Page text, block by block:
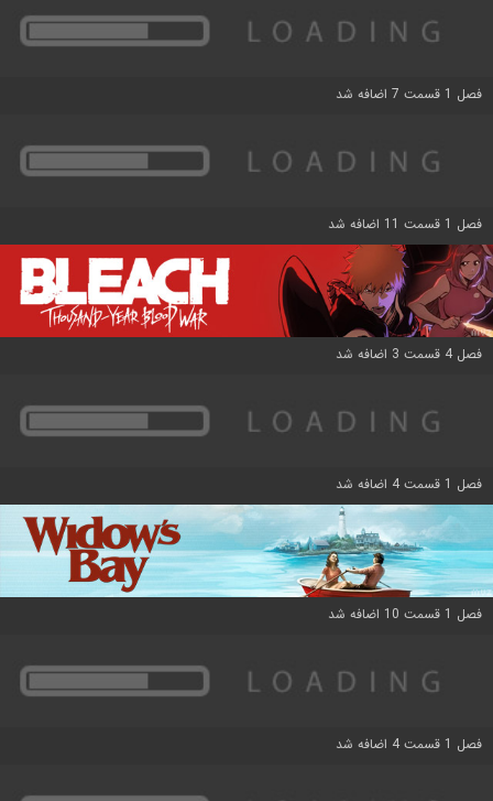
فصل 1 قسمت 7 اضافه شد
فصل 1 قسمت 11 اضافه شد
فصل 4 قسمت 3 اضافه شد
فصل 1 قسمت 4 اضافه شد
فصل 1 قسمت 10 اضافه شد
فصل 1 قسمت 4 اضافه شد